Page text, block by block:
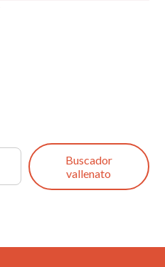
Buscador
vallenato